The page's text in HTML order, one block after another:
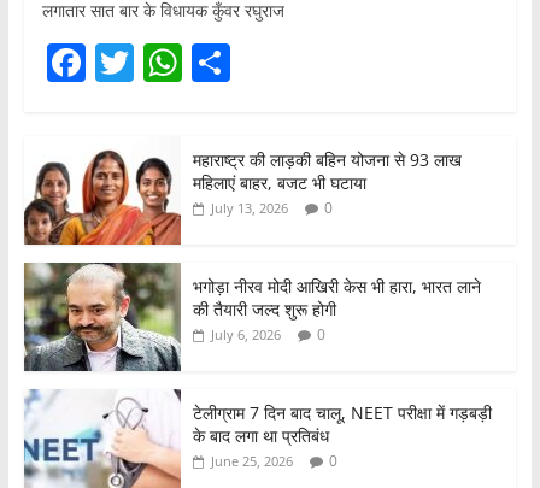
लगातार सात बार के विधायक कुँवर रघुराज
F
c
e
b
o
o
k
T
er
W
s
A
p
S
ar
e
महाराष्ट्र की लाड़की बहिन योजना से 93 लाख
महिलाएं बाहर, बजट भी घटाया
July 13, 2026 0
भगोड़ा नीरव मोदी आखिरी केस भी हारा, भारत लाने
की तैयारी जल्द शुरू होगी
July 6, 2026 0
टेलीग्राम 7 दिन बाद चालू, NEET परीक्षा में गड़बड़ी
के बाद लगा था प्रतिबंध
June 25, 2026 0